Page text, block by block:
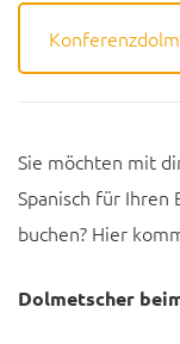
Sie möchten mit
Spanisch für
buchen? Hier
Dolmetscher